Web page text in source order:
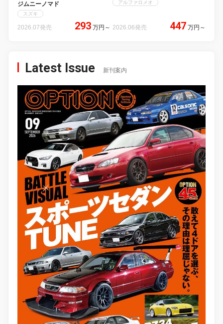
ジムニーノマド
スズキ
2026.07発売 293 万円 ～
アルファロメオ
2026.06発売 447 万円 ～
Latest Issue 新刊案内